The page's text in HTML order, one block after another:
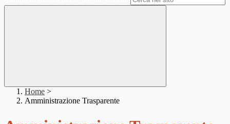
Home >
Amministrazione Trasparente